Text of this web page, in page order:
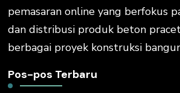
pemasaran online yang berfokus
dan distribusi produk beton
berbagai proyek konstruksi
Pos-pos Terbaru